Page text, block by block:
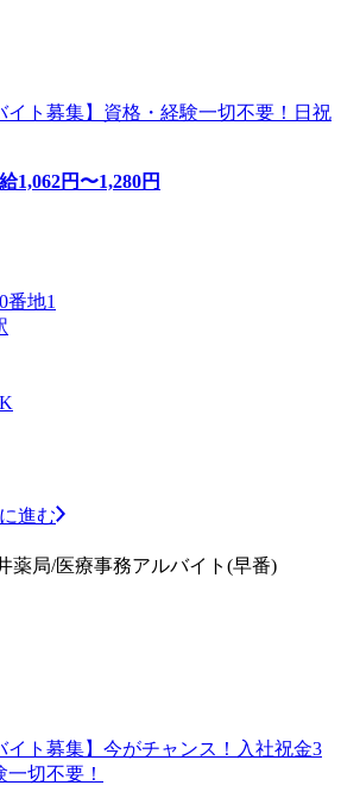
イト募集】資格・経験一切不要！日祝
1,062円〜1,280円
番地1
進む
薬局/医療事務アルバイト(早番)
イト募集】今がチャンス！入社祝金3
切不要！